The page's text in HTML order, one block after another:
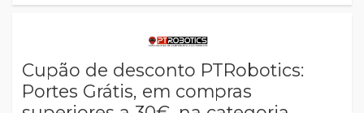
Cupão de desconto PTRobotics:
Portes Grátis, em compras